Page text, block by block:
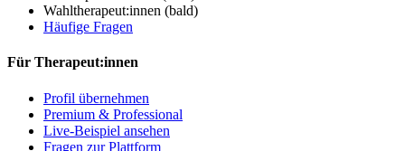
Wahltherapeut:innen (bald)
Häufige Fragen
Für Therapeut:innen
Profil übernehmen
Premium & Professional
Live-Beispiel ansehen
Fragen zur Plattform